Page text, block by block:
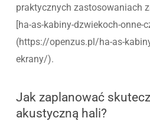
praktycznych zastosowaniach
[ha-as-kabiny-dzwiekoch-onne-
(https://openzus.pl/ha-as-
ekrany/).
Jak zaplanować
akustyczną hali?